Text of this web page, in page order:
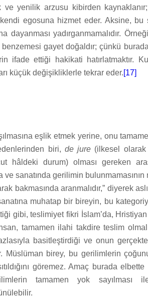
ve yenilik arzusu kibirden
egosuna hizmet eder. Aksine, bu
yadırganmamalıdır.
gayet doğaldır; çünkü
ifade ettiği hakikati hatırlatmaktır.
küçük değişikliklerle tekrar eder.[17]
eşlik etmek yerine, onu
biri, de jure (ilkesel olarak
hâldeki durum) olması gereken
ve sanatında gerilimin bulunmamasının
bakmasında aranmalıdır,” diyerek
muhatap bir bireyin, bu
gibi, teslimiyet fikri İslam’da, Hristiyan
tamamen ilahi takdire teslim
basitleştirdiği ve onun
Müslüman birey, bu gerilimlerin
göremez. Amaç burada
tamamen yok sayılması